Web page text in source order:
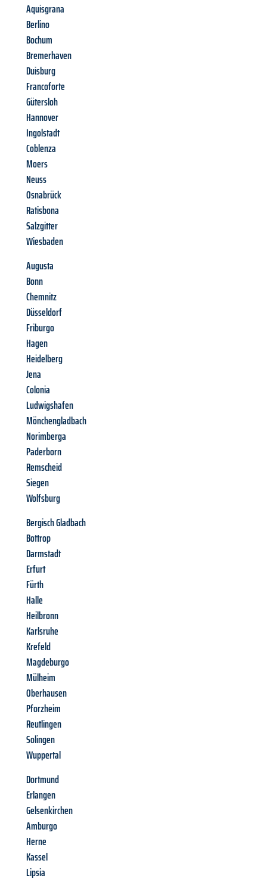
Aquisgrana
Berlino
Bochum
Bremerhaven
Duisburg
Francoforte
Gütersloh
Hannover
Ingolstadt
Coblenza
Moers
Neuss
Osnabrück
Ratisbona
Salzgitter
Wiesbaden
Augusta
Bonn
Chemnitz
Düsseldorf
Friburgo
Hagen
Heidelberg
Jena
Colonia
Ludwigshafen
Mönchengladbach
Norimberga
Paderborn
Remscheid
Siegen
Wolfsburg
Bergisch Gladbach
Bottrop
Darmstadt
Erfurt
Fürth
Halle
Heilbronn
Karlsruhe
Krefeld
Magdeburgo
Mülheim
Oberhausen
Pforzheim
Reutlingen
Solingen
Wuppertal
Dortmund
Erlangen
Gelsenkirchen
Amburgo
Herne
Kassel
Lipsia